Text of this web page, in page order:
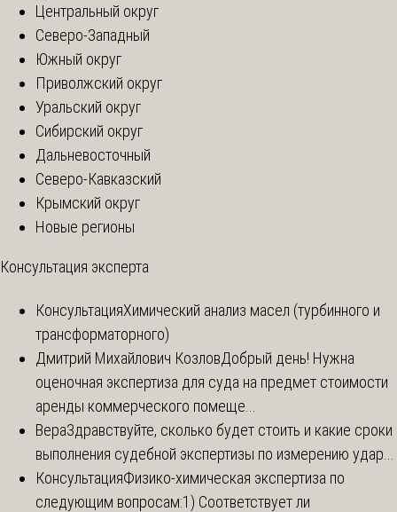
Центральный округ
Северо-Западный
Южный округ
Приволжский округ
Уральский округ
Сибирский округ
Дальневосточный
Северо-Кавказский
Крымский округ
Новые регионы
Консультация эксперта
КонсультацияХимический анализ масел (турбинного и
трансформаторного)
Дмитрий Михайлович КозловДобрый день! Нужна
оценочная экспертиза для суда на предмет стоимости
аренды коммерческого помеще...
ВераЗдравствуйте, сколько будет стоить и какие сроки
выполнения судебной экспертизы по измерению удар...
КонсультацияФизико-химическая экспертиза по
следующим вопросам:1) Соответствует ли